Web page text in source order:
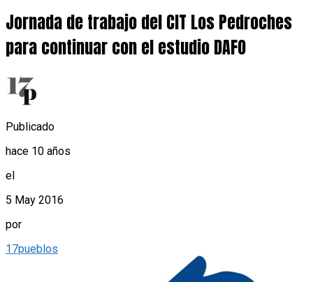
Jornada de trabajo del CIT Los Pedroches
para continuar con el estudio DAFO
Publicado
hace 10 años
el
5 May 2016
por
17pueblos